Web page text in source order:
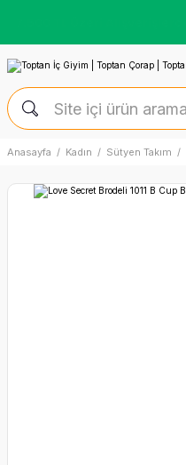
Anasayfa Kadın Sütyen Takım